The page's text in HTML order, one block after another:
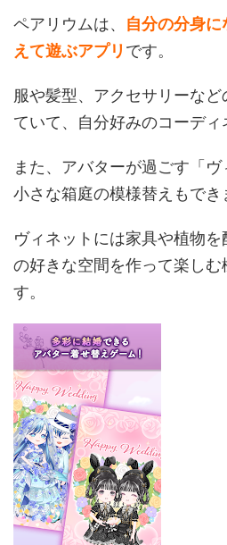
ペアリウムは、 自分の分身
えて遊ぶアプリ です。
服や髪型、アクセサリーな
ていて、自分好みのコーディ
また、アバターが過ごす「
小さな箱庭の模様替えもでき
ヴィネットには家具や植物
の好きな空間を作って楽しむ
す。